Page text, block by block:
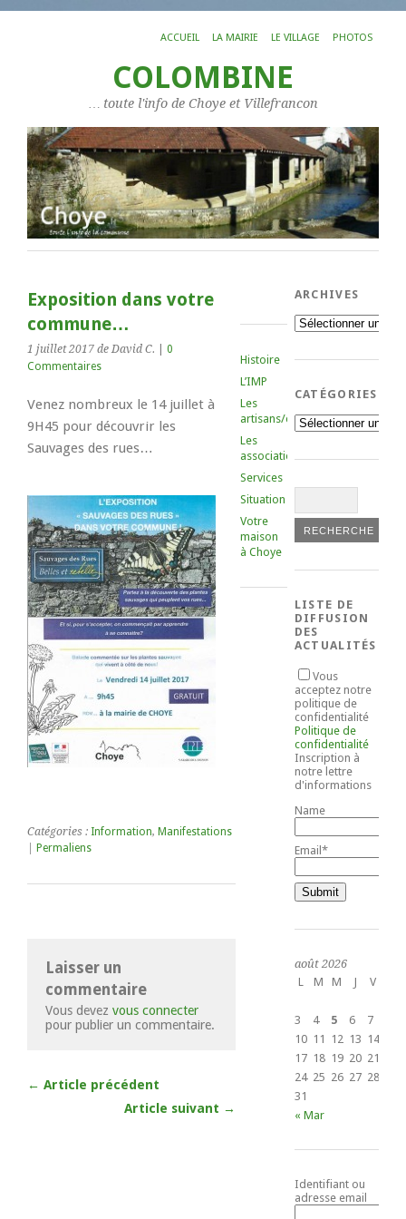
ACCUEIL LA MAIRIE LE VILLAGE PHOTOS
COLOMBINE
… toute l'info de Choye et Villefrancon
Exposition dans votre
commune…
1 juillet 2017 de David C.
0
Commentaires
Venez nombreux le 14 juillet à
9H45 pour découvrir les
Sauvages des rues…
Catégories : Information, Manifestations
Permaliens
Laisser un
commentaire
Vous devez vous connecter
pour publier un commentaire.
← Article précédent
Article suivant →
Histoire
L’IMP
Les
artisans/commerçants
Les
associations
Services
Situation
Votre
maison
à Choye
ARCHIVES
Archives
CATÉGORIES
Catégories
LISTE DE
DIFFUSION
DES
ACTUALITÉS
Vous
acceptez notre
politique de
confidentialité
Politique de
confidentialité
Inscription à
notre lettre
d'informations
Name
Email*
août 2026
L
M M J V
3
4 5 6 7
10 11 12 13 14
17 18 19 20 21
24 25 26 27 28
31
« Mar
Identifiant ou
adresse email